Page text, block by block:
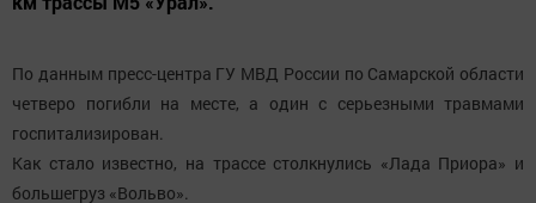
По данным пресс-центра ГУ МВД России по Самарской области
четверо погибли на месте, а один с серьезными травмами
госпитализирован.
Как стало известно, на трассе столкнулись «Лада Приора» и
большегруз «Вольво».